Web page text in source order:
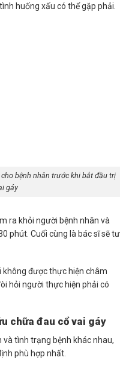
huống xấu có thể gặp phải.
bệnh nhân trước khi bắt đầu trị
gáy
ra khỏi người bệnh nhân và
phút. Cuối cùng là bác sĩ sẽ tư
không được thực hiện châm
hỏi người thực hiện phải có
chữa đau cổ vai gáy
và tình trạng bệnh khác nhau,
phù hợp nhất.